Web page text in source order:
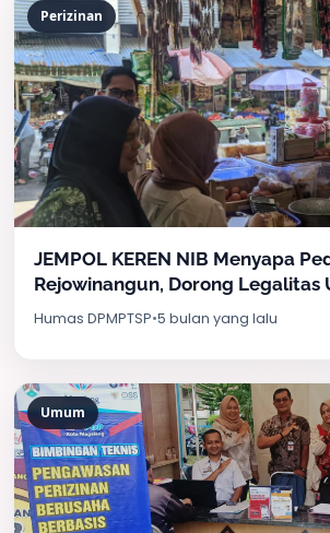
Perizinan
JEMPOL KEREN NIB Menyapa
Rejowinangun, Dorong Legalitas
Humas DPMPTSP•5 bulan yang lalu
Umum